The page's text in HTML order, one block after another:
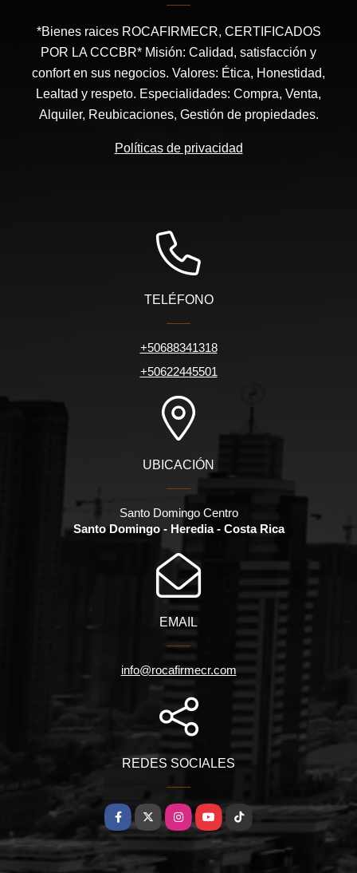
*Bienes raices ROCAFIRMECR, CERTIFICADOS
POR LA CCCBR* Misión: Calidad, satisfacción y
confort en sus negocios. Valores: Ética, Honestidad,
Lealtad y respeto. Especialidades: Compra, Venta,
Alquiler, Reubicaciones, Gestión de propiedades.
Políticas de privacidad
TELÉFONO
+50688341318
+50622445501
UBICACIÓN
Santo Domingo Centro
Santo Domingo - Heredia - Costa Rica
EMAIL
info@rocafirmecr.com
REDES SOCIALES
Facebook
X InstagramYouTubeTikTok